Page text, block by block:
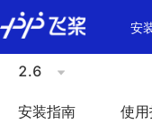
\u200E
安
2.6
安装指南 使